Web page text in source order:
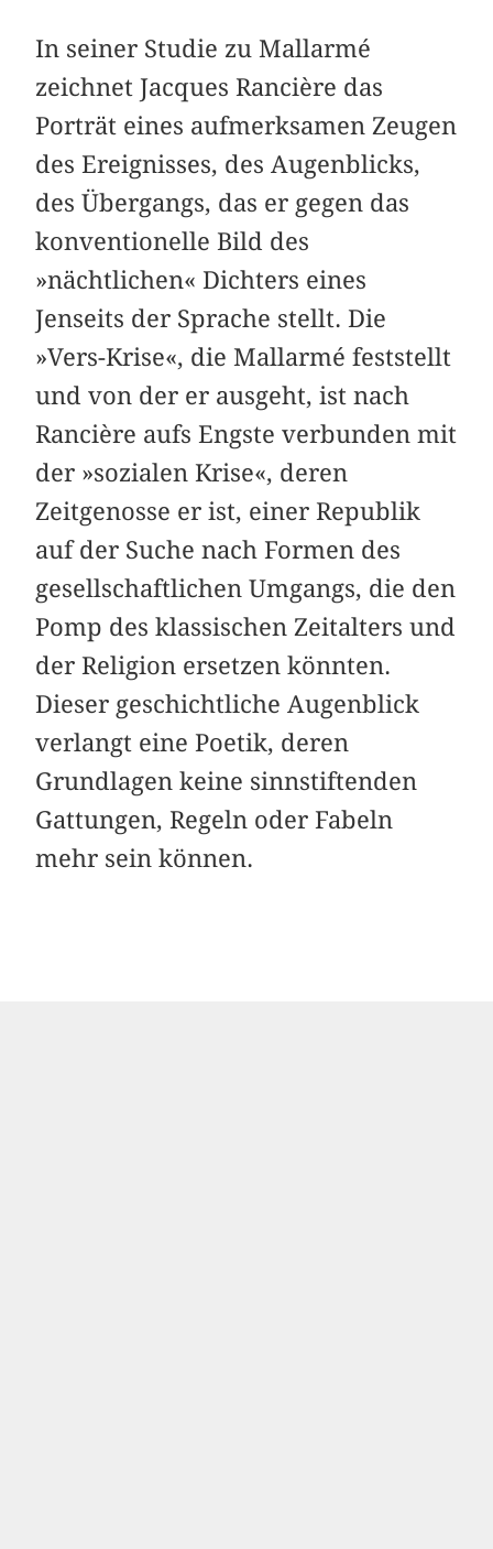
In seiner Studie zu Mallarmé
zeichnet Jacques Rancière das
Porträt eines aufmerksamen Zeugen
des Ereignisses, des Augenblicks,
des Übergangs, das er gegen das
konventionelle Bild des
»nächtlichen« Dichters eines
Jenseits der Sprache stellt. Die
»Vers-Krise«, die ­Mallarmé feststellt
und von der er ausgeht, ist nach
Rancière aufs Engste verbunden mit
der »sozialen Krise«, deren
Zeitgenosse er ist, einer Republik
auf der Suche nach Formen des
gesellschaftlichen Umgangs, die den
Pomp des klassischen Zeitalters und
der Religion ersetzen könnten.
Dieser geschichtliche Augenblick
verlangt eine Poetik, deren
Grundlagen keine sinnstiftenden
Gattungen, Regeln oder Fabeln
mehr sein können.